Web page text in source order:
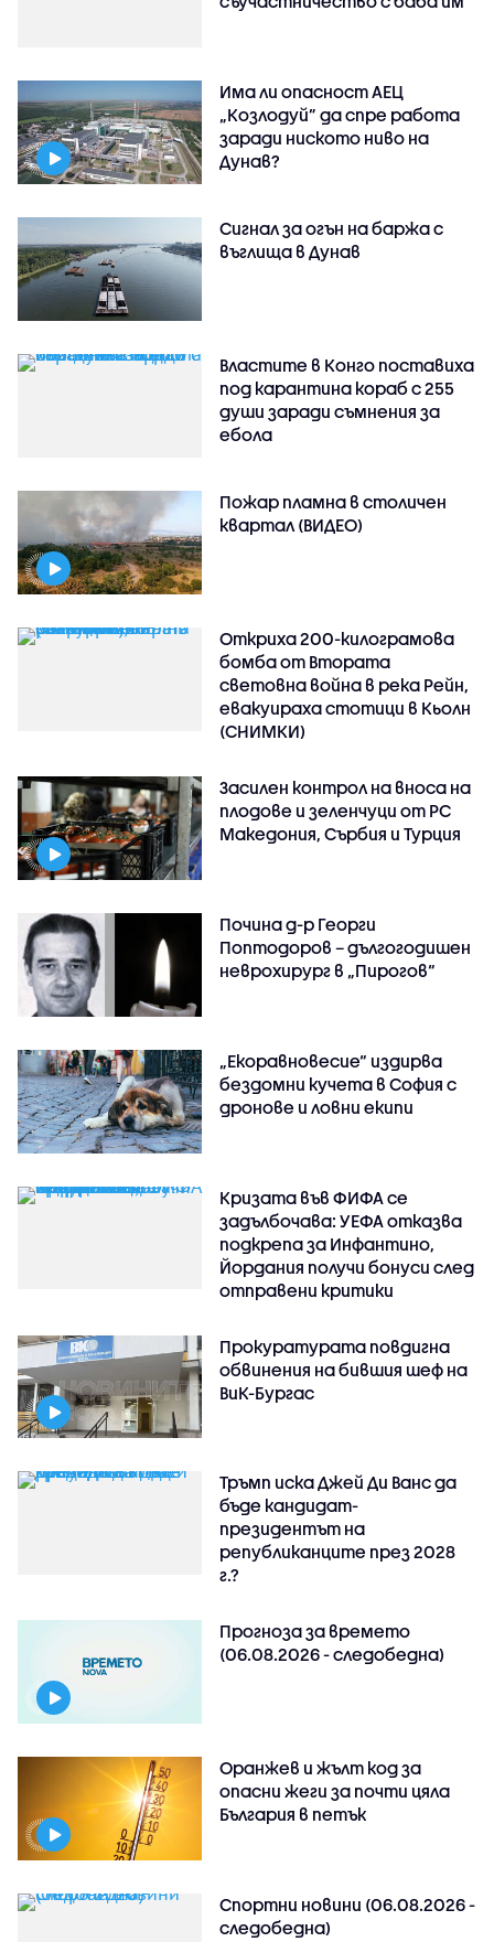
Има ли опасност АЕЦ
„Козлодуй” да спре работа
заради ниското ниво на
Дунав?
Сигнал за огън на баржа с
въглища в Дунав
Властите в Конго поставиха
под карантина кораб с 255
души заради съмнения за
ебола
Пожар пламна в столичен
квартал (ВИДЕО)
Откриха 200-килограмова
бомба от Втората
световна война в река Рейн,
евакуираха стотици в Кьолн
(СНИМКИ)
Засилен контрол на вноса на
плодове и зеленчуци от РС
Македония, Сърбия и Турция
Почина д-р Георги
Поптодоров – дългогодишен
неврохирург в „Пирогов“
„Екоравновесие“ издирва
бездомни кучета в София с
дронове и ловни екипи
Кризата във ФИФА се
задълбочава: УЕФА отказва
подкрепа за Инфантино,
Йордания получи бонуси след
отправени критики
Прокуратурата повдигна
обвинения на бившия шеф на
ВиК-Бургас
Тръмп иска Джей Ди Ванс да
бъде кандидат-
президентът на
републиканците през 2028
г.?
Прогноза за времето
(06.08.2026 - следобедна)
Оранжев и жълт код за
опасни жеги за почти цяла
България в петък
Спортни новини (06.08.2026 -
следобедна)